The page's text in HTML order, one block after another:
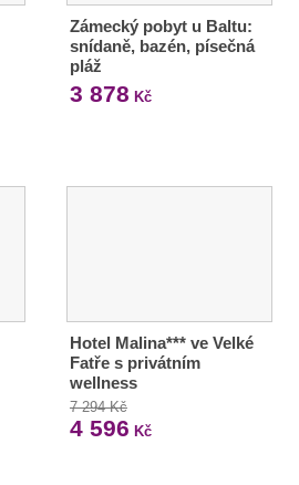
Zámecký pobyt u Baltu:
snídaně, bazén, písečná
pláž
3 878 Kč
Hotel Malina*** ve Velké
Fatře s privátním
wellness
7 294 Kč
4 596 Kč